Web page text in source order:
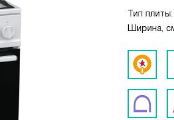
Тип
Ширина,